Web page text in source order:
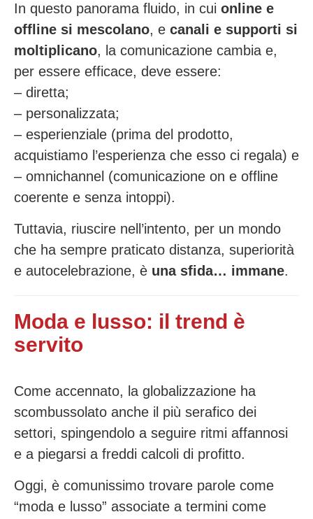
In questo panorama fluido, in cui online e
offline si mescolano, e canali e supporti si
moltiplicano, la comunicazione cambia e,
per essere efficace, deve essere:
– diretta;
– personalizzata;
– esperienziale (prima del prodotto,
acquistiamo l’esperienza che esso ci regala) e
– omnichannel (comunicazione on e offline
coerente e senza intoppi).
Tuttavia, riuscire nell’intento, per un mondo
che ha sempre praticato distanza, superiorità
e autocelebrazione, è una sfida… immane.
Moda e lusso: il trend è
servito
Come accennato, la globalizzazione ha
scombussolato anche il più serafico dei
settori, spingendolo a seguire ritmi affannosi
e a piegarsi a freddi calcoli di profitto.
Oggi, è comunissimo trovare parole come
“moda e lusso” associate a termini come